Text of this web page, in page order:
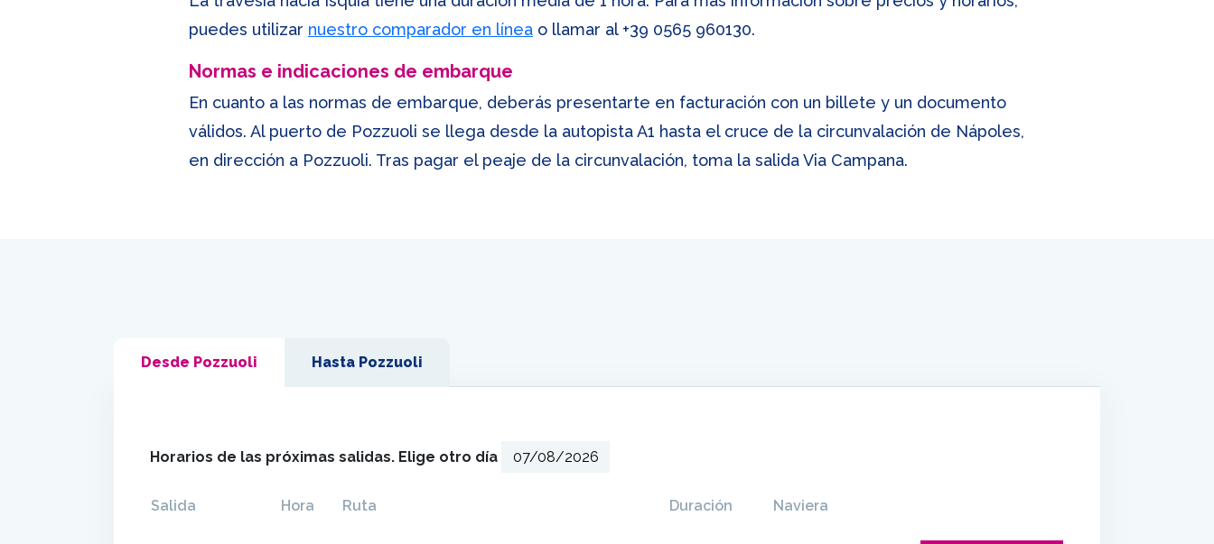
puedes utilizar nuestro comparador en línea o llamar al +39 0565 960130.
Normas e indicaciones de embarque
En cuanto a las normas de embarque, deberás presentarte en facturación con un billete y un documento
válidos. Al puerto de Pozzuoli se llega desde la autopista A1 hasta el cruce de la circunvalación de Nápoles,
en dirección a Pozzuoli. Tras pagar el peaje de la circunvalación, toma la salida Via Campana.
Desde Pozzuoli Hasta Pozzuoli
Horarios de las próximas salidas. Elige otro día
Salida Hora Ruta Duración Naviera